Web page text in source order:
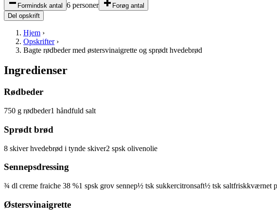
Formindsk antal 6 personer
Forøg antal
Del opskrift
Hjem ›
Opskrifter›
Bagte rødbeder med østersvinaigrette og sprødt hvedebrød
Ingredienser
Rødbeder
750 g rødbeder1 håndfuld salt
Sprødt brød
8 skiver hvedebrød i tynde skiver2 spsk olivenolie
Sennepsdressing
¾ dl creme fraiche 38 %1 spsk grov sennep½ tsk sukkercitronsaft½ tsk saltfriskkværnet
Østersvinaigrette